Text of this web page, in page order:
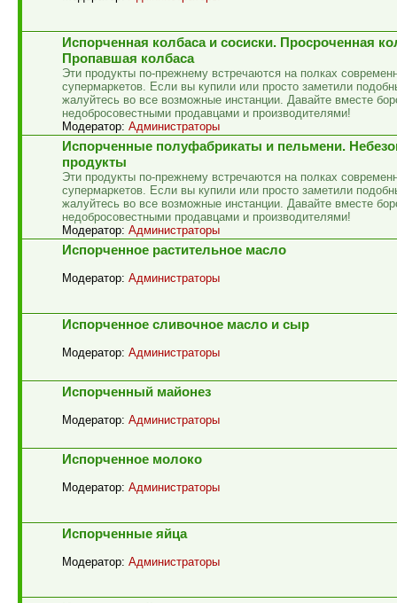
Испорченная колбаса и сосиски. Просроченная
Пропавшая колбаса
Эти продукты по-прежнему встречаются на полках
супермаркетов. Если вы купили или просто заметили
жалуйтесь во все возможные инстанции. Давайте вместе
недобросовестными продавцами и производителями!
Модератор: Администраторы
Испорченные полуфабрикаты и пельмени.
продукты
Эти продукты по-прежнему встречаются на полках
супермаркетов. Если вы купили или просто заметили
жалуйтесь во все возможные инстанции. Давайте вместе
недобросовестными продавцами и производителями!
Модератор: Администраторы
Испорченное растительное масло
Модератор: Администраторы
Испорченное сливочное масло и сыр
Модератор: Администраторы
Испорченный майонез
Модератор: Администраторы
Испорченное молоко
Модератор: Администраторы
Испорченные яйца
Модератор: Администраторы